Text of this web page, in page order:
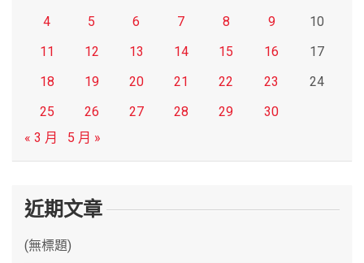
4
5 6 7 8 9
10
11
12 13 14 15 16
17
18
19 20 21 22 23
24
25
26 27 28 29
30
« 3 月
5 月 »
近期文章
(無標題)